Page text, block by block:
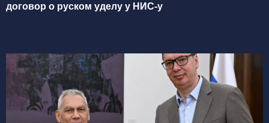
договор о руском уделу у НИС-у